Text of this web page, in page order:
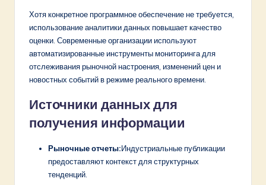
Хотя конкретное программное обеспечение не требуется,
использование аналитики данных повышает качество
оценки. Современные организации используют
автоматизированные инструменты мониторинга для
отслеживания рыночной настроения, изменений цен и
новостных событий в режиме реального времени.
Источники данных для
получения информации
Рыночные отчеты:Индустриальные публикации
предоставляют контекст для структурных
тенденций.